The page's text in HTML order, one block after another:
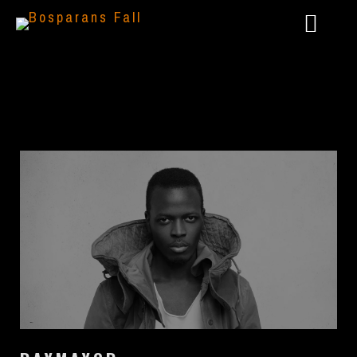
2024 – LIVE @ AAARGH FESTIVAL
2023 – GÖTTERSPIEL: DUNKLE ZEITEN